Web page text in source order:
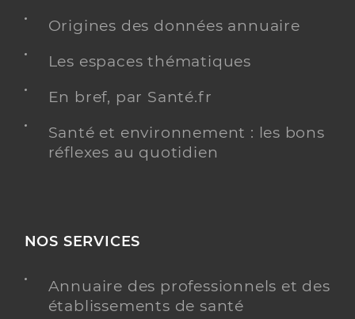
Origines des données annuaire
Les espaces thématiques
En bref, par Santé.fr
Santé et environnement : les bons
réflexes au quotidien
NOS SERVICES
Annuaire des professionnels et des
établissements de santé